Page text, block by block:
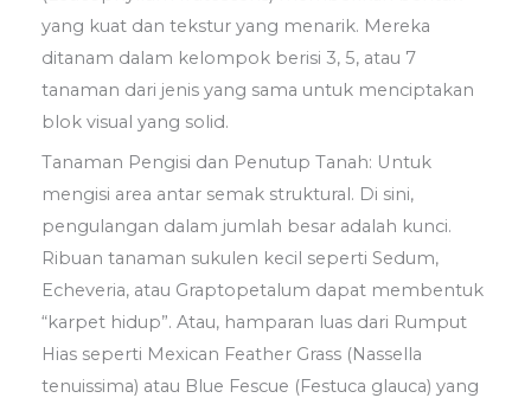
yang kuat dan tekstur yang menarik. Mereka
ditanam dalam kelompok berisi 3, 5, atau 7
tanaman dari jenis yang sama untuk menciptakan
blok visual yang solid.
Tanaman Pengisi dan Penutup Tanah: Untuk
mengisi area antar semak struktural. Di sini,
pengulangan dalam jumlah besar adalah kunci.
Ribuan tanaman sukulen kecil seperti Sedum,
Echeveria, atau Graptopetalum dapat membentuk
“karpet hidup”. Atau, hamparan luas dari Rumput
Hias seperti Mexican Feather Grass (Nassella
tenuissima) atau Blue Fescue (Festuca glauca) yang